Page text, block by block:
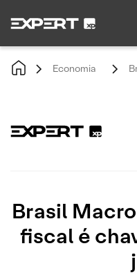
Economia
Brasil
fiscal é